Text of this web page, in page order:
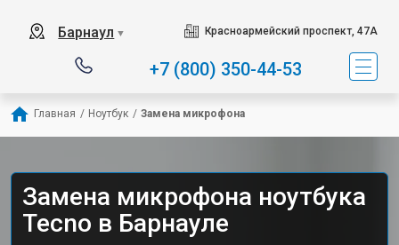
Барнаул ▼ Красноармейский проспект, 47А
+7 (800) 350-44-53
Главная / Ноутбук / Замена микрофона
Замена микрофона ноутбука
Tecno в Барнауле